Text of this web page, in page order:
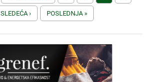
SLEDEĆA › POSLEDNJA »